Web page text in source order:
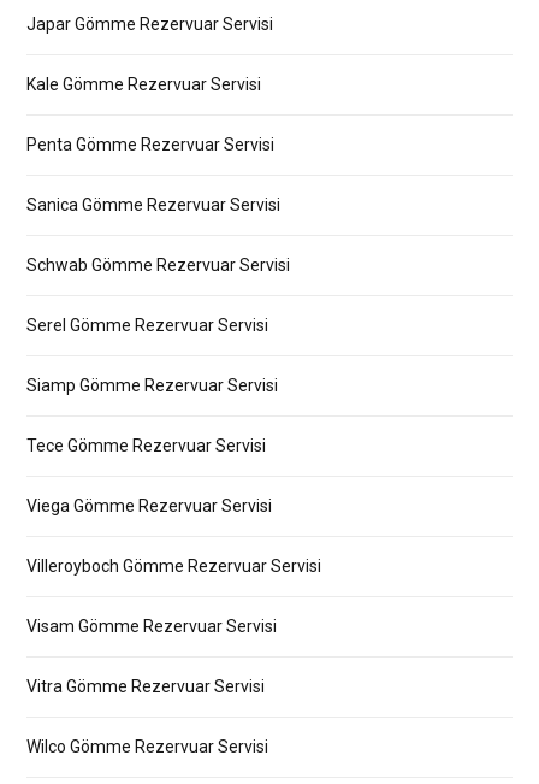
Japar Gömme Rezervuar Servisi
Kale Gömme Rezervuar Servisi
Penta Gömme Rezervuar Servisi
Sanica Gömme Rezervuar Servisi
Schwab Gömme Rezervuar Servisi
Serel Gömme Rezervuar Servisi
Siamp Gömme Rezervuar Servisi
Tece Gömme Rezervuar Servisi
Viega Gömme Rezervuar Servisi
Villeroyboch Gömme Rezervuar Servisi
Visam Gömme Rezervuar Servisi
Vitra Gömme Rezervuar Servisi
Wilco Gömme Rezervuar Servisi